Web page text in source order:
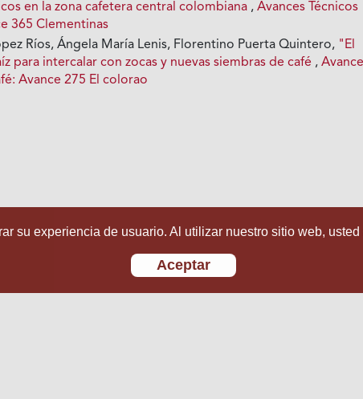
en la zona cafetera central colombiana ,Avances Técnicos
365 Clementinas
Ríos, Ángela María Lenis, Florentino Puerta Quintero, "El
para intercalar con zocas y nuevas siembras de café ,
Avance 275 El colorao
su experiencia de usuario. Al utilizar nuestro sitio web,
Aceptar